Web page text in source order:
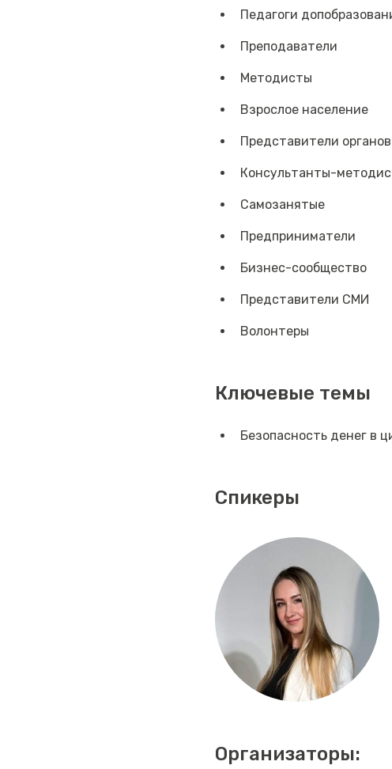
Педагоги
Преподаватели
Методисты
Взрослое население
Представители
Консультанты-
Самозанятые
Предприниматели
Бизнес-сообщество
Представители СМИ
Волонтеры
Ключевые темы
Безопасность денег в
Спикеры
Организаторы: